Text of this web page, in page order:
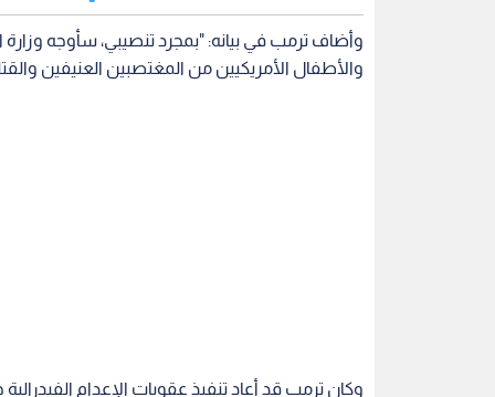
وأضاف ترمب في بيانه: "بمجرد تنصيبي، سأوجه وزارة
والأطفال الأمريكيين من المغتصبين العنيفين